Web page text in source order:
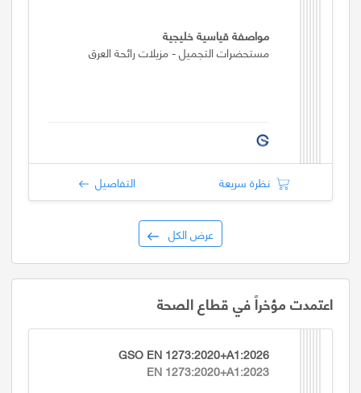
مواصفة قياسية خليجية
مستحضرات التجميل - مزيلات رائحة العرق
نظرة سريعة التفاصيل
عرض الكل
اعتمدت مؤخراً في قطاع الصحة
GSO EN 1273:2020+A1:2026
EN 1273:2020+A1:2023